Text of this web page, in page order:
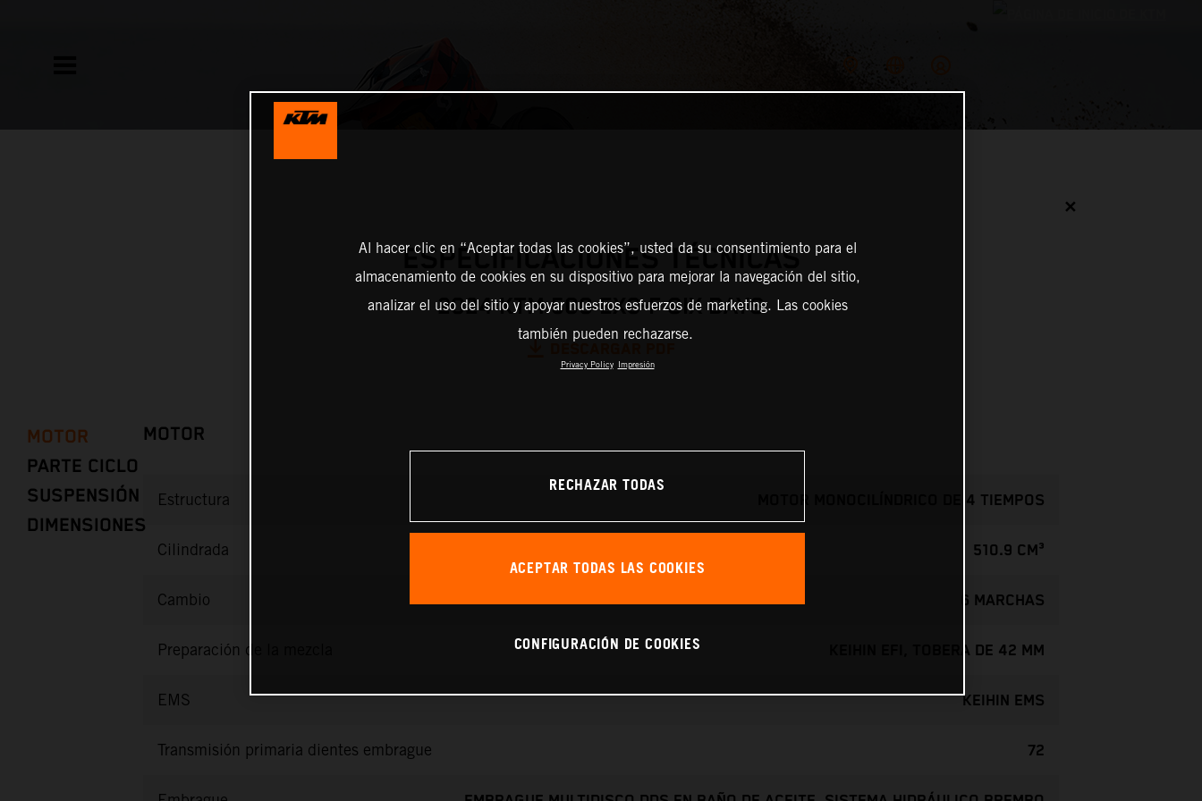
✕
ESPECIFICACIONES TÉCNICAS
2024 KTM 500 EXC-F SIX DAYS
MOTOR
PARTE CICLO
SUSPENSIÓN
DIMENSIONES
MOTOR
Estructura MOTOR MONOCILÍNDRICO DE 4 TIEMPOS
Cilindrada 510.9 CM³
Cambio 6 MARCHAS
Preparación de la mezcla KEIHIN EFI, TOBERA DE 42 MM
EMS KEIHIN EMS
Transmisión primaria dientes embrague 72
Al hacer clic en “Aceptar todas las cookies”, usted da su consentimiento para el
almacenamiento de cookies en su dispositivo para mejorar la navegación del sitio,
analizar el uso del sitio y apoyar nuestros esfuerzos de marketing. Las cookies
también pueden rechazarse.
Privacy Policy Impresión
RECHAZAR TODAS
ACEPTAR TODAS LAS COOKIES
CONFIGURACIÓN DE COOKIES